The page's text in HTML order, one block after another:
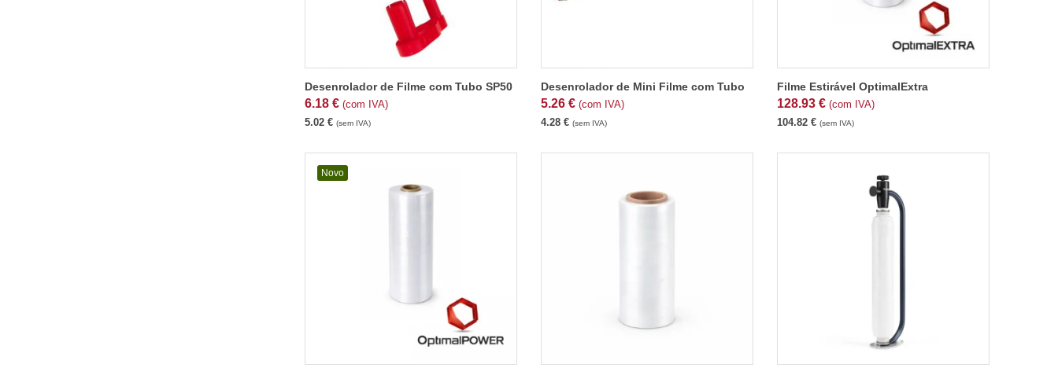
Desenrolador de Filme com Tubo SP50
6.18 € (com IVA)
5.02 € (sem IVA)
Desenrolador de Mini Filme com Tubo
5.26 € (com IVA)
4.28 € (sem IVA)
Filme Estirável OptimalExtra
128.93 € (com IVA)
104.82 € (sem IVA)
Novo